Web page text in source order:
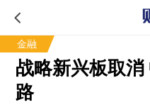
金融
战略新兴板取
路